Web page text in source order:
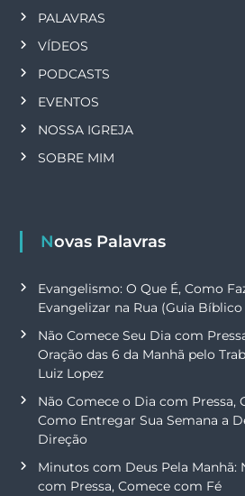
PALAVRAS
VÍDEOS
PODCASTS
EVENTOS
NOSSA IGREJA
SOBRE MIM
Novas Palavras
Evangelismo: O Que É, Como
Evangelizar na Rua (Guia
Não Comece Seu Dia com
Oração das 6 da Manhã pelo
Luiz Lopez
Não Comece o Dia com Pressa,
Como Entregar Sua Semana a
Direção
Minutos com Deus Pela Manhã:
com Pressa, Comece com Fé